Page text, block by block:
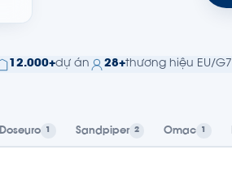
12.000+dự án 28+thương hiệu EU/G7
Doseuro 1 Sandpiper 2 Omac 1